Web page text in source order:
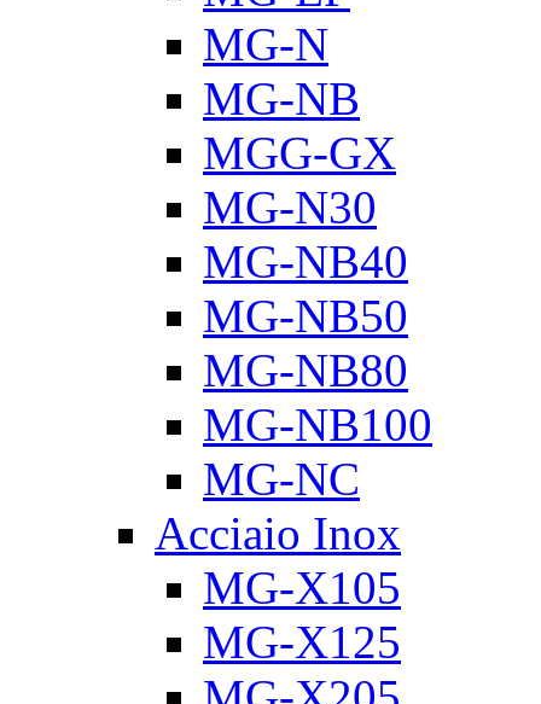
MG-N
MG-NB
MGG-GX
MG-N30
MG-NB40
MG-NB50
MG-NB80
MG-NB100
MG-NC
Acciaio Inox
MG-X105
MG-X125